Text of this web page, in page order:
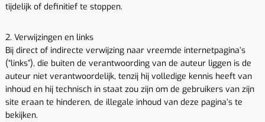
tijdelijk of definitief te stoppen.
2. Verwijzingen en links
Bij direct of indirecte verwijzing naar vreemde internetpagina’s
(“links”), die buiten de verantwoording van de auteur liggen is de
auteur niet verantwoordelijk, tenzij hij volledige kennis heeft van
inhoud en hij technisch in staat zou zijn om de gebruikers van zijn
site eraan te hinderen, de illegale inhoud van deze pagina’s te
bekijken.